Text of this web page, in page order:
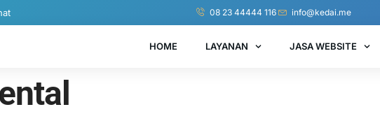
08 23 44444 116 info@kedai.me
HOME LAYANAN JASA WEBSITE